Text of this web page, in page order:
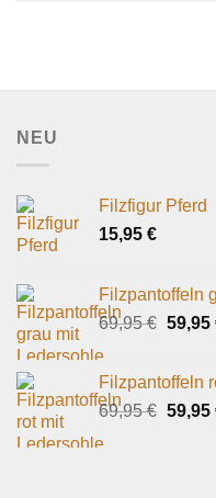
NEU
Filzfigur Pferd
15,95 €
Filzpantoffeln
69,95€
69,95
59,95
Filzpantoffeln
69,95€ 59,95